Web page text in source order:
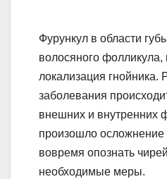
Фурункул в области
волосяного
локализация гнойника.
заболевания
внешних и внутренних
произошло
вовремя опознать
необходимые меры.